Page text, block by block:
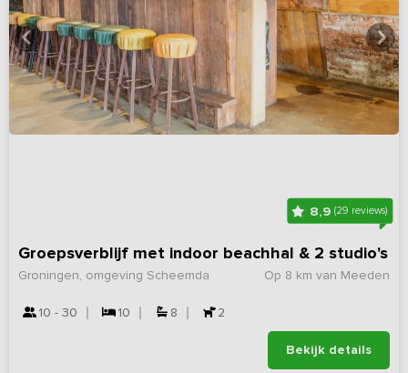
8,9 (29 reviews)
Groepsverblijf met indoor beachhal & 2 studio's
Op 8 km van Meeden
Groningen, omgeving Scheemda
10 - 30 10 8 2
Bekijk details